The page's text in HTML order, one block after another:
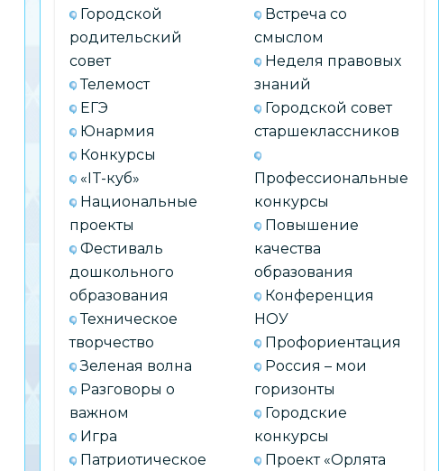
Городской
родительский
совет
Телемост
ЕГЭ
Юнармия
Конкурсы
«IT-куб»
Национальные
проекты
Фестиваль
дошкольного
образования
Техническое
творчество
Зеленая волна
Разговоры о
важном
Игра
Патриотическое
Встреча со
смыслом
Неделя правовых
знаний
Городской совет
старшеклассников
Профессиональные
конкурсы
Повышение
качества
образования
Конференция
НОУ
Профориентация
Россия – мои
горизонты
Городские
конкурсы
Проект «Орлята